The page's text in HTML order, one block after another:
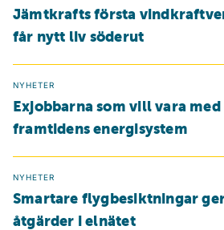
ett hinder för att delta i träning,
Jämtkrafts första
får nytt liv söderut
NYHETER
Exjobbarna som vill vara
framtidens energisystem
NYHETER
Smartare flygbesiktningar
åtgärder i elnätet